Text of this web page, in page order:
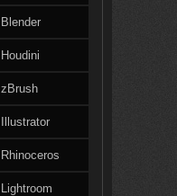
Blender
Houdini
zBrush
Illustrator
Rhinoceros
Lightroom